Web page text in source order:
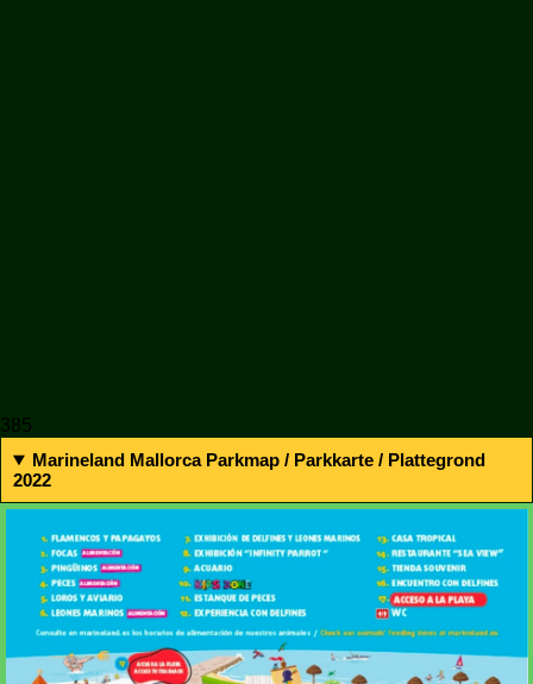
385
Marineland Mallorca Parkmap / Parkkarte / Plattegrond
2022